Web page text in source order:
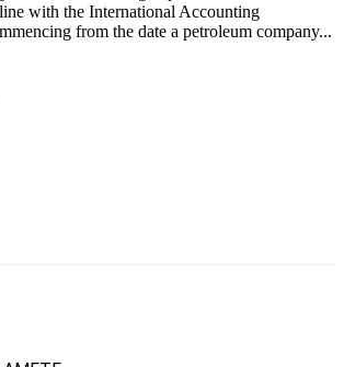
with the International Accounting
from the date a petroleum company...